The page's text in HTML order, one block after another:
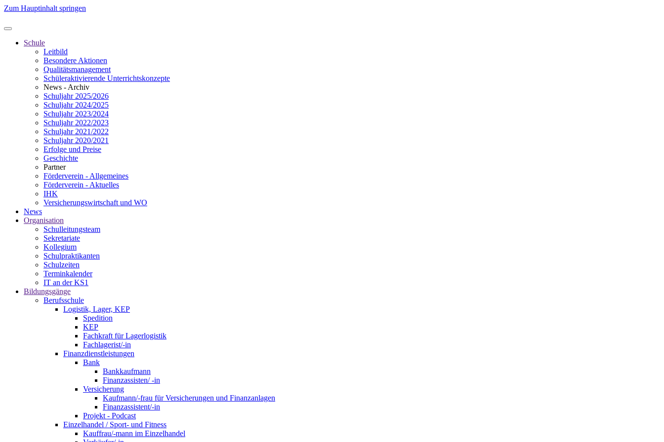
Zum Hauptinhalt springen
Schule
Leitbild
Besondere Aktionen
Qualitätsmanagement
Schüleraktivierende Unterrichtskonzepte
News - Archiv
Schuljahr 2025/2026
Schuljahr 2024/2025
Schuljahr 2023/2024
Schuljahr 2022/2023
Schuljahr 2021/2022
Schuljahr 2020/2021
Erfolge und Preise
Geschichte
Partner
Förderverein - Allgemeines
Förderverein - Aktuelles
IHK
Versicherungswirtschaft und WO
News
Organisation
Schulleitungsteam
Sekretariate
Kollegium
Schulpraktikanten
Schulzeiten
Terminkalender
IT an der KS1
Bildungsgänge
Berufsschule
Logistik, Lager, KEP
Spedition
KEP
Fachkraft für Lagerlogistik
Fachlagerist/-in
Finanzdienstleistungen
Bank
Bankkaufmann
Finanzassisten/ -in
Versicherung
Kaufmann/-frau für Versicherungen und Finanzanlagen
Finanzassistent/-in
Projekt - Podcast
Einzelhandel / Sport- und Fitness
Kauffrau/-mann im Einzelhandel